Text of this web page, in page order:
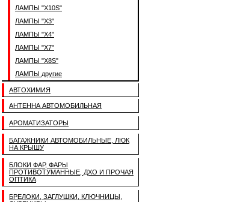
ЛАМПЫ "X10S"
ЛАМПЫ "X3"
ЛАМПЫ "X4"
ЛАМПЫ "X7"
ЛАМПЫ "X8S"
ЛАМПЫ другие
АВТОХИМИЯ
АНТЕННА АВТОМОБИЛЬНАЯ
АРОМАТИЗАТОРЫ
БАГАЖНИКИ АВТОМОБИЛЬНЫЕ, ЛЮК
НА КРЫШУ
БЛОКИ ФАР, ФАРЫ
ПРОТИВОТУМАННЫЕ, ДХО И ПРОЧАЯ
ОПТИКА
БРЕЛОКИ, ЗАГЛУШКИ, КЛЮЧНИЦЫ,